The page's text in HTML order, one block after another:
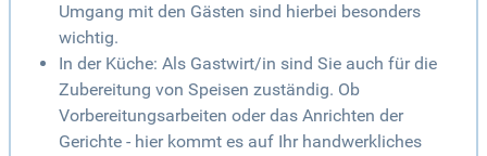
Umgang mit den Gästen sind hierbei besonders
wichtig.
In der Küche: Als Gastwirt/in sind Sie auch für die
Zubereitung von Speisen zuständig. Ob
Vorbereitungsarbeiten oder das Anrichten der
Gerichte - hier kommt es auf Ihr handwerkliches